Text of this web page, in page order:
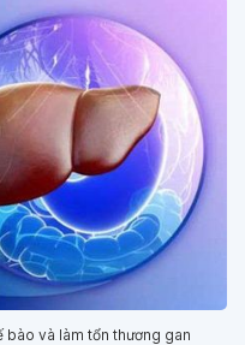
và làm tổn thương gan